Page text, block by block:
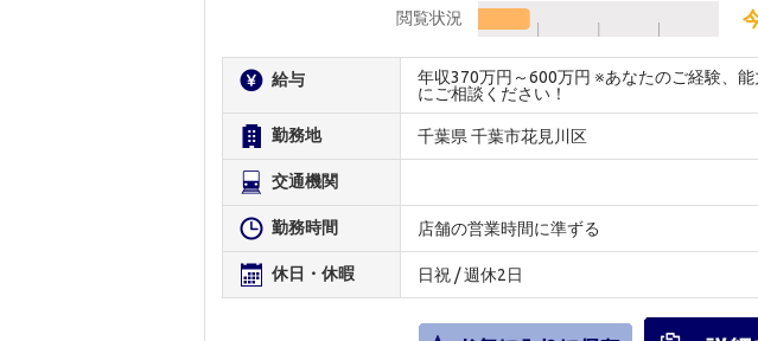
閲覧状況
給与
年収370万円～600万円 ※あなたのご経験、
にご相談ください！
勤務地 千葉県 千葉市花見川区
交通機関
勤務時間 店舗の営業時間に準ずる
休日・休暇 日祝 / 週休2日